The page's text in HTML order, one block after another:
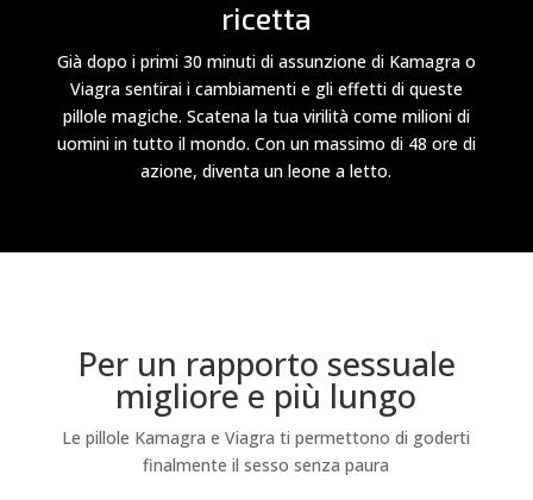
ricetta
Già dopo i primi 30 minuti di assunzione di Kamagra o
Viagra sentirai i cambiamenti e gli effetti di queste
pillole magiche. Scatena la tua virilità come milioni di
uomini in tutto il mondo. Con un massimo di 48 ore di
azione, diventa un leone a letto.
Per un rapporto sessuale
migliore e più lungo
Le pillole Kamagra e Viagra ti permettono di goderti
finalmente il sesso senza paura